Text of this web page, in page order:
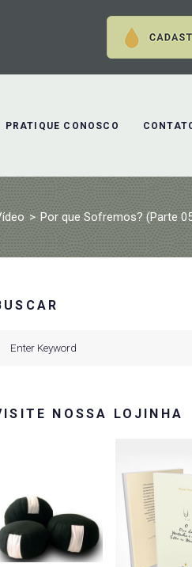
PRATIQUE CONOSCO
> Por que Sofremos? (Parte
NOSSA LOJINHA